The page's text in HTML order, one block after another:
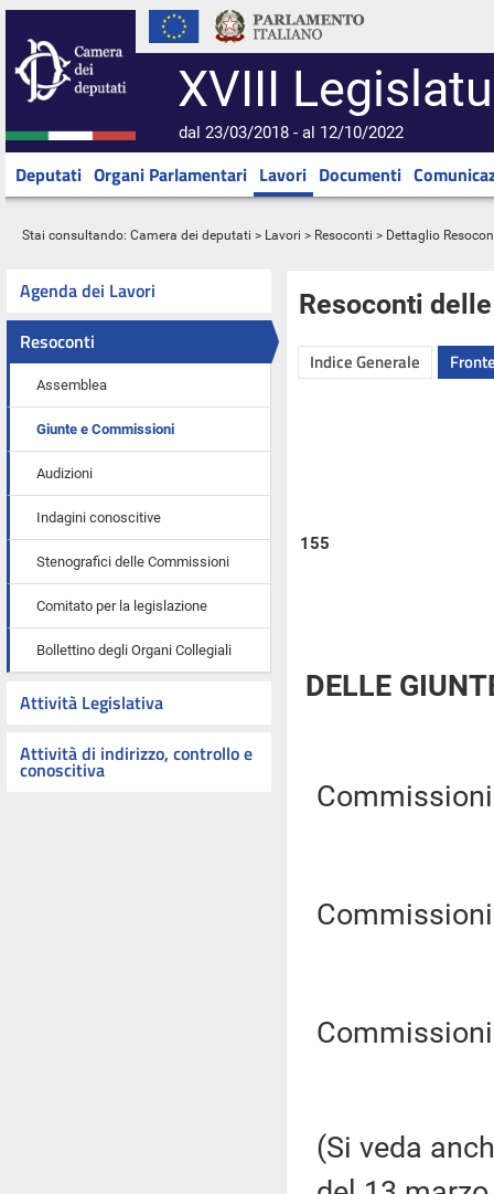
XVIII
dal 23/03/2018 - al 12/10/2022
Deputati Organi Parlamentari Lavori Documenti
Stai consultando: Camera dei deputati > Lavori > Resoconti > Dettaglio
Agenda dei Lavori
Resoconti
Assemblea
Giunte e Commissioni
Audizioni
Indagini conoscitive
Stenografici delle Commissioni
Comitato per la legislazione
Bollettino degli Organi Collegiali
Attività Legislativa
Attività di indirizzo, controllo e
conoscitiva
Resoconti
Indice Generale
155
DELLE
(Si veda